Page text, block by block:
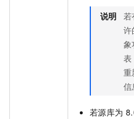
说明 若
许
象
表
重
信
若源库为